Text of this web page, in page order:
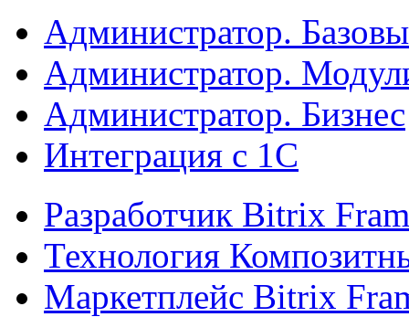
Администратор.
Администратор.
Администратор. Бизнес
Интеграция с 1С
Разработчик Bitrix
Технология
Маркетплейс Bitrix